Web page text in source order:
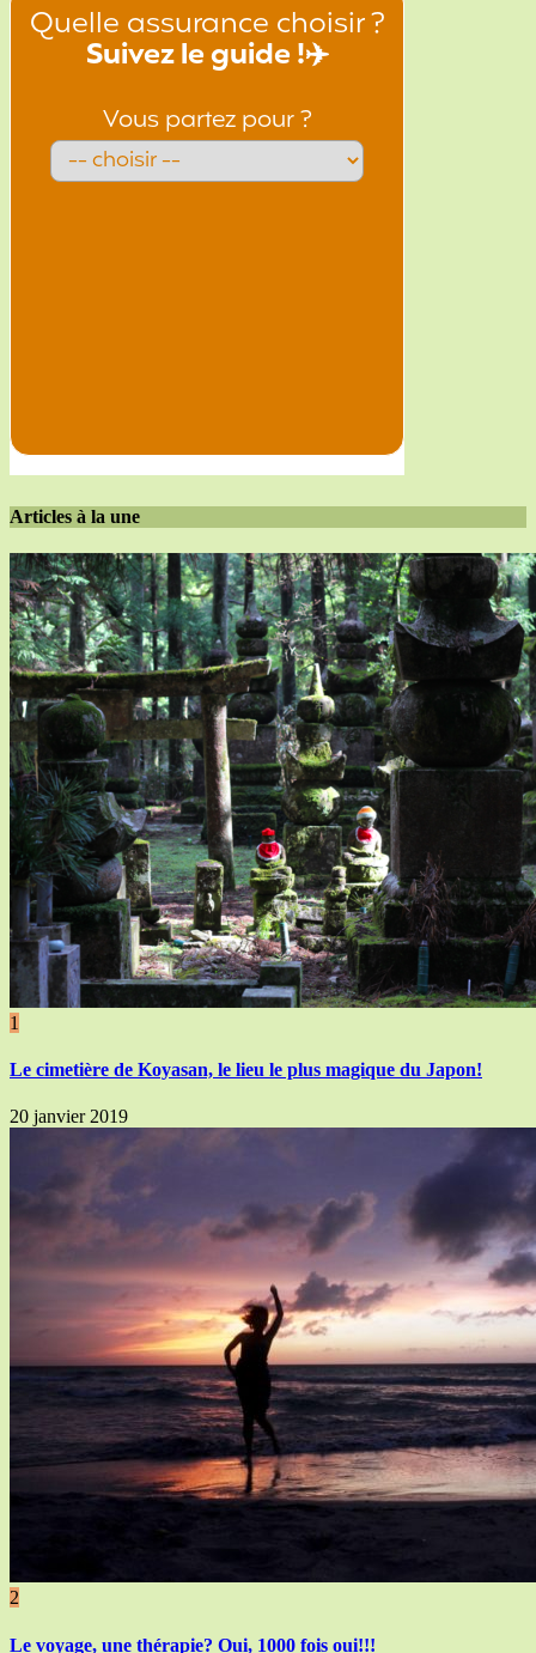
Articles à la une
1
Le cimetière de Koyasan, le lieu le plus magique du Japon!
20 janvier 2019
2
Le voyage, une thérapie? Oui, 1000 fois oui!!!